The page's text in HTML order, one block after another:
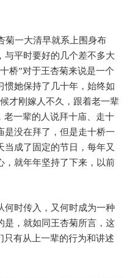
菊一大清早就系上围身布
与平时要好的几个差不多大
桥”对于王杏菊来说是一个
惯她保持了几十年，始终如
才刚嫁人不久，跟着老一辈
老一辈的人说拜十庙、走十
是没在拜了，但是走十桥一
当成了固定的节日，每年又
，就年年坚持了下来，以前
何时传入，又何时成为一种
是，就如同王杏菊所言，这
只有从上一辈的行为和讲述